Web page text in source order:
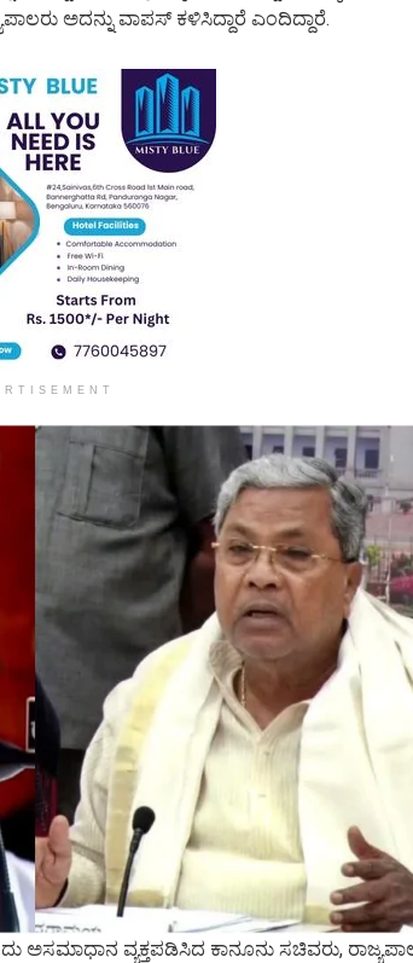
ಅದನ್ನು ವಾಪಸ್ ಕಳಿಸಿದ್ದಾರೆ ಎಂದಿದ್ದಾರೆ.
ಅಸಮಾಧಾನ ವ್ಯಕ್ತಪಡಿಸಿದ ಕಾನೂನು ಸಚಿವರು,